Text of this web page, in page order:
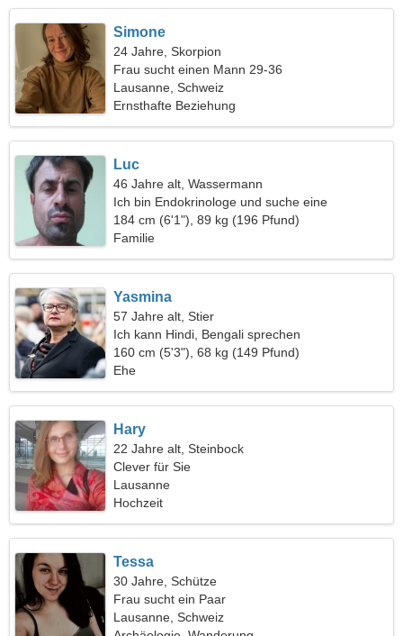
Simone
24 Jahre, Skorpion
Frau sucht einen Mann 29-36
Lausanne, Schweiz
Ernsthafte Beziehung
Luc
46 Jahre alt, Wassermann
Ich bin Endokrinologe und suche eine
fantastische Frau
184 cm (6'1"), 89 kg (196 Pfund)
Familie
Yasmina
57 Jahre alt, Stier
Ich kann Hindi, Bengali sprechen
160 cm (5'3"), 68 kg (149 Pfund)
Ehe
Hary
22 Jahre alt, Steinbock
Clever für Sie
Lausanne
Hochzeit
Tessa
30 Jahre, Schütze
Frau sucht ein Paar
Lausanne, Schweiz